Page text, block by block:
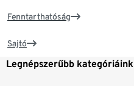
Fenntarthatóság
Sajtó
Legnépszerűbb kategóriáink